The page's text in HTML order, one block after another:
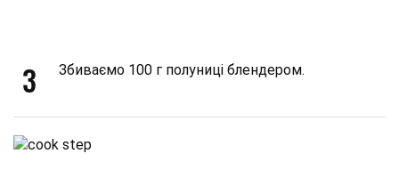
3 Збиваємо 100 г полуниці блендером.